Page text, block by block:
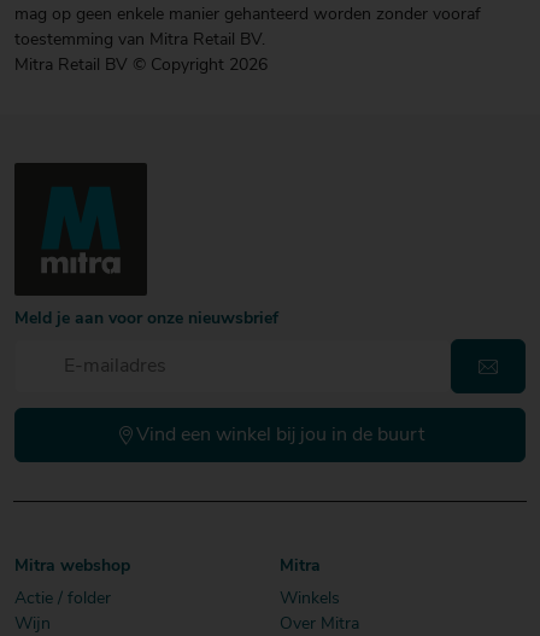
mag op geen enkele manier gehanteerd worden zonder vooraf
toestemming van Mitra Retail BV.
Mitra Retail BV © Copyright 2026
Meld je aan voor onze nieuwsbrief
Vind een winkel bij jou in de buurt
Mitra webshop
Actie / folder
Wijn
Mitra
Winkels
Over Mitra